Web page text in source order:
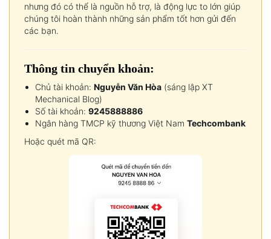
nhưng đó có thể là nguồn hỗ trợ, là động lực to lớn giúp
chúng tôi hoàn thành những sản phẩm tốt hơn gửi đến
các bạn.
Thông tin chuyển khoản:
Chủ tài khoản: Nguyễn Văn Hòa (sáng lập XT
Mechanical Blog)
Số tài khoản: 9245888886
Ngân hàng TMCP kỹ thương Việt Nam Techcombank
Hoặc quét mã QR: